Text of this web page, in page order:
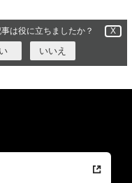
は役に立ちましたか？ X
いいえ